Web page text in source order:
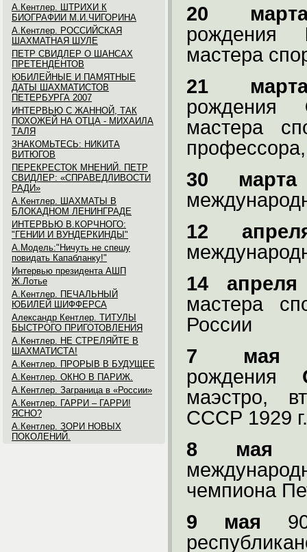
А.Кентлер. ШТРИХИ К
БИОГРАФИИ М.И.ЧИГОРИНА
А.Кентлер. РОССИЙСКАЯ
ШАХМАТНАЯ ШУЛЕ
ПЕТР СВИДЛЕР О ШАНСАХ
ПРЕТЕНДЕНТОВ
ЮБИЛЕЙНЫЕ И ПАМЯТНЫЕ
ДАТЫ ШАХМАТИСТОВ
ПЕТЕРБУРГА 2007
ИНТЕРВЬЮ С ЖАННОЙ, ТАК
ПОХОЖЕЙ НА ОТЦА - МИХАИЛА
ТАЛЯ
ЗНАКОМЬТЕСЬ: НИКИТА
ВИТЮГОВ
ПЕРЕКРЕСТОК МНЕНИЙ. ПЕТР
СВИДЛЕР: «СПРАВЕДЛИВОСТИ
РАДИ»
А.Кентлер. ШАХМАТЫ В
БЛОКАДНОМ ЛЕНИНГРАДЕ
ИНТЕРВЬЮ В.КОРЧНОГО:
"ГЕНИИ И ВУНДЕРКИНДЫ"
А.Модель:"Ничуть не спешу
повидать Капабланку!"
Интервью президента АШП
Ж.Лотье
А.Кентлер. ПЕЧАЛЬНЫЙ
ЮБИЛЕЙ ШИФФЕРСА
Александр Кентлер. ТИТУЛЫ
БЫСТРОГО ПРИГОТОВЛЕНИЯ
А.Кентлер. НЕ СТРЕЛЯЙТЕ В
ШАХМАТИСТА!
А.Кентлер. ПРОРЫВ В БУДУЩЕЕ
А.Кентлер. ОКНО В ПАРИЖ.
А.Кентлер. Заграница в «России»
А.Кентлер. ГАРРИ – ГАРРИ!
ЯСНО?
А.Кентлер. ЗОРИ НОВЫХ
ПОКОЛЕНИЙ.
20
рождения
мастера
21
рождения
мастера
профессора,
30 марта
12
14 апреля
мастера
России
7 мая
рождения
маэстро,
СССР 1929 г.
8 мая
чемпиона
9 мая